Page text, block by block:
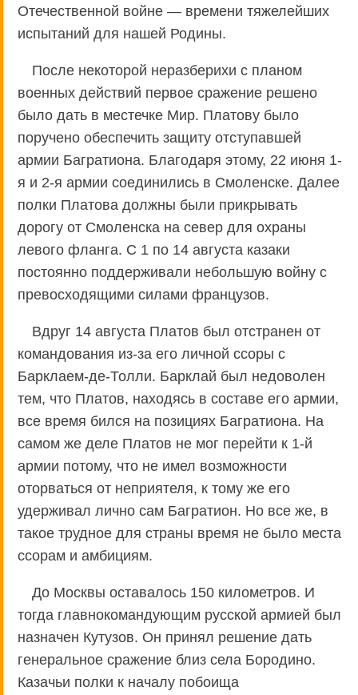
Отечественной войне — времени тяжелейших
испытаний для нашей Родины.
После некоторой неразберихи с планом
военных действий первое сражение решено
было дать в местечке Мир. Платову было
поручено обеспечить защиту отступавшей
армии Багратиона. Благодаря этому, 22 июня 1-
я и 2-я армии соединились в Смоленске. Далее
полки Платова должны были прикрывать
дорогу от Смоленска на север для охраны
левого фланга. С 1 по 14 августа казаки
постоянно поддерживали небольшую войну с
превосходящими силами французов.
Вдруг 14 августа Платов был отстранен от
командования из-за его личной ссоры с
Барклаем-де-Толли. Барклай был недоволен
тем, что Платов, находясь в составе его армии,
все время бился на позициях Багратиона. На
самом же деле Платов не мог перейти к 1-й
армии потому, что не имел возможности
оторваться от неприятеля, к тому же его
удерживал лично сам Багратион. Но все же, в
такое трудное для страны время не было места
ссорам и амбициям.
До Москвы оставалось 150 километров. И
тогда главнокомандующим русской армией был
назначен Кутузов. Он принял решение дать
генеральное сражение близ села Бородино.
Казачьи полки к началу побоища